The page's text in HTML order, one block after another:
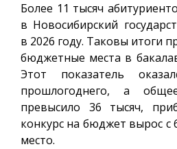
Более 11 тысяч
в Новосибирский
в 2026 году. Таковы итоги
бюджетные места в
Этот показатель
прошлогоднего, а
превысило 36 тысяч,
конкурс на бюджет вырос с
место.